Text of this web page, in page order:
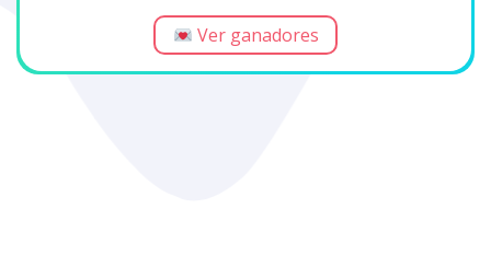
Ver ganadores